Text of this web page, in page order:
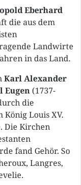
Eberhard
die aus dem
Landwirte
in das Land.
Karl Alexander
Eugen (1737-
die
Louis XV.
Die Kirchen
fand Gehör. So
Langres,